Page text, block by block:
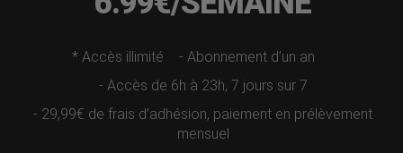
* Accès illimité
- Abonnement d’un an
- Accès de 6h à 23h, 7 jours sur 7
- 29,99€ de frais d’adhésion, paiement en prélèvement
mensuel